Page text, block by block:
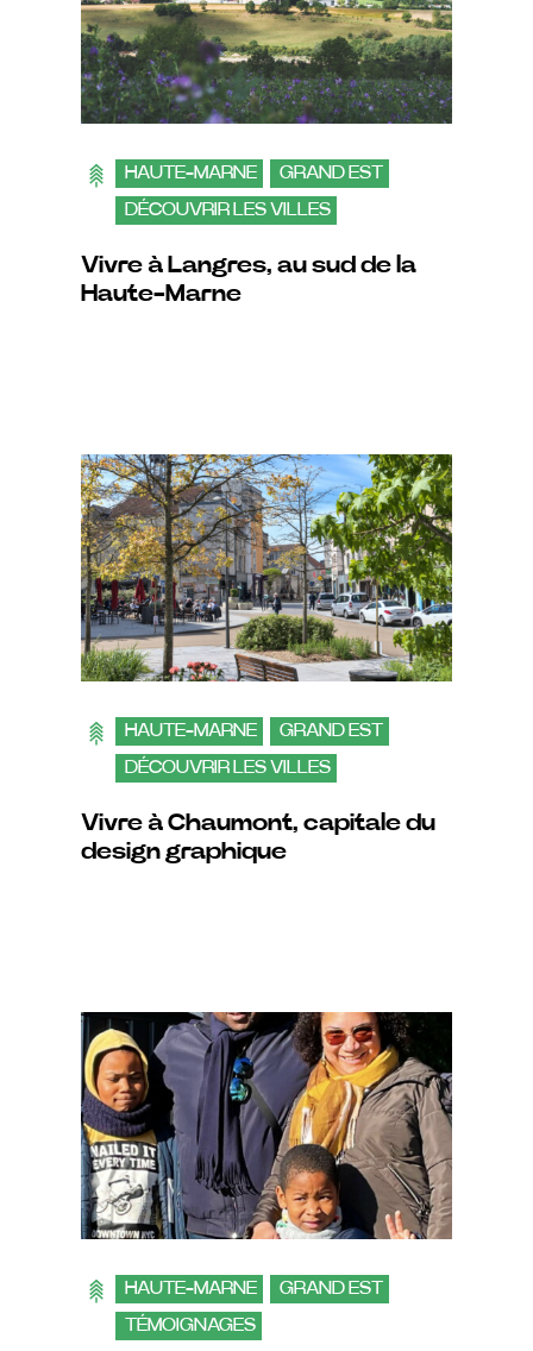
HAUTE-MARNE
GRAND EST
DÉCOUVRIR LES VILLES
Vivre à Langres, au sud de la
Haute-Marne
HAUTE-MARNE
GRAND EST
DÉCOUVRIR LES VILLES
Vivre à Chaumont, capitale du
design graphique
HAUTE-MARNE
GRAND EST
TÉMOIGNAGES